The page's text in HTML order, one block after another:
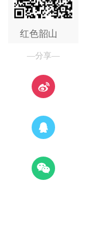
红色韶山
—分享—